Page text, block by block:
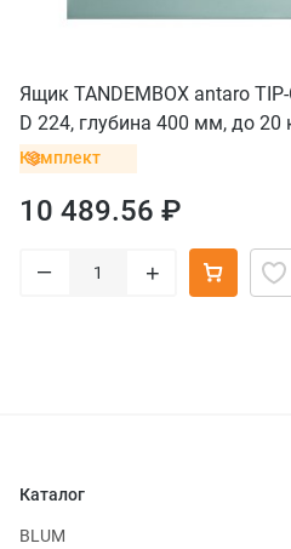
Ящик TANDEMBOX antaro
D 224, глубина 400 мм, до 20
Комплект
10 489.56 ₽
– +
Каталог
BLUM